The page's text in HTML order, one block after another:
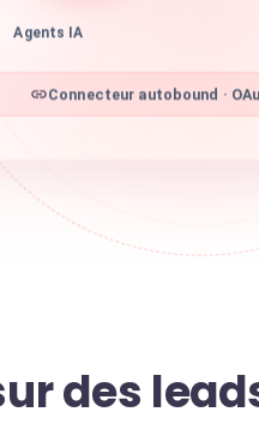
Agents IA
Connecteur autobound ·
des